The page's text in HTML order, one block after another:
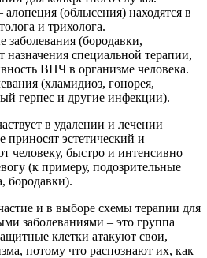
алопеция (облысения) находятся в
и трихолога.
(бородавки,
специальной терапии,
ВПЧ в организме человека.
(хламидиоз, гонорея,
герпес и другие инфекции).
в удалении и лечении
приносят эстетический и
человеку, быстро и интенсивно
(к примеру, подозрительные
бородавки).
и в выборе схемы терапии для
заболеваниями – это группа
клетки атакуют свои,
потому что распознают их, как